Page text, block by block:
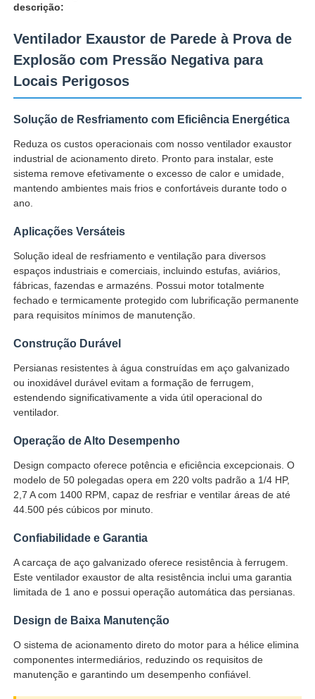
Casa
Quem Somos
Controle de Qualidade
Fale Conosco
Pedir um orçamento
Iluminação à prova de explosões
Luz à prova de explosões do alarme
descrição:
Ventilador Exaustor de Parede à Prova de
Explosão com Pressão Negativa para
Locais Perigosos
Solução de Resfriamento com Eficiência Energética
Reduza os custos operacionais com nosso ventilador exaustor
industrial de acionamento direto. Pronto para instalar, este
sistema remove efetivamente o excesso de calor e umidade,
mantendo ambientes mais frios e confortáveis durante todo o
ano.
Aplicações Versáteis
Solução ideal de resfriamento e ventilação para diversos
espaços industriais e comerciais, incluindo estufas, aviários,
fábricas, fazendas e armazéns. Possui motor totalmente
fechado e termicamente protegido com lubrificação permanente
para requisitos mínimos de manutenção.
Construção Durável
Persianas resistentes à água construídas em aço galvanizado
ou inoxidável durável evitam a formação de ferrugem,
estendendo significativamente a vida útil operacional do
ventilador.
Operação de Alto Desempenho
Design compacto oferece potência e eficiência excepcionais. O
modelo de 50 polegadas opera em 220 volts padrão a 1/4 HP,
2,7 A com 1400 RPM, capaz de resfriar e ventilar áreas de até
44.500 pés cúbicos por minuto.
Confiabilidade e Garantia
A carcaça de aço galvanizado oferece resistência à ferrugem.
Este ventilador exaustor de alta resistência inclui uma garantia
limitada de 1 ano e possui operação automática das persianas.
Design de Baixa Manutenção
O sistema de acionamento direto do motor para a hélice elimina
componentes intermediários, reduzindo os requisitos de
manutenção e garantindo um desempenho confiável.